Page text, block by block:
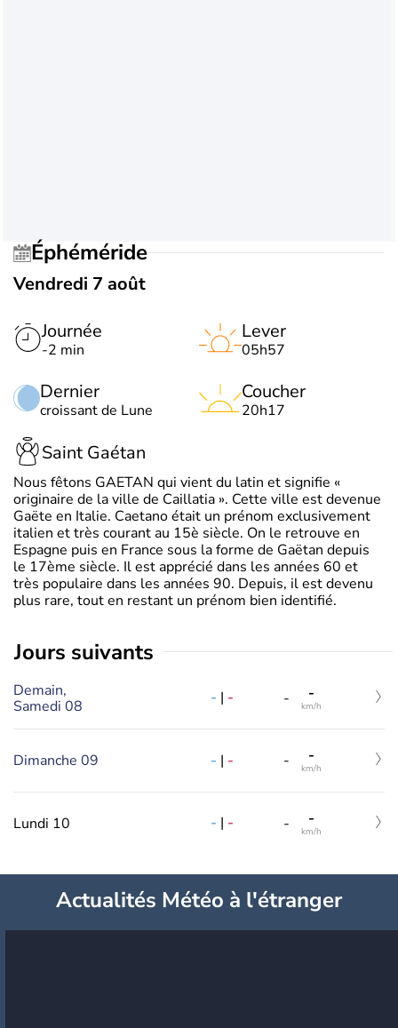
Éphéméride
Vendredi 7 août
Journée
-2 min
Dernier
croissant de Lune
Lever
05h57
Coucher
20h17
Saint Gaétan
Nous fêtons GAETAN qui vient du latin et signifie «
originaire de la ville de Caillatia ». Cette ville est devenue
Gaëte en Italie. Caetano était un prénom exclusivement
italien et très courant au 15è siècle. On le retrouve en
Espagne puis en France sous la forme de Gaëtan depuis
le 17ème siècle. Il est apprécié dans les années 60 et
très populaire dans les années 90. Depuis, il est devenu
plus rare, tout en restant un prénom bien identifié.
jours suivants
Demain,
Samedi 08
- | - - -
km/h
Dimanche 09 - | - - -
km/h
Lundi 10 - | - - -
km/h
Actualités Météo à l'étranger